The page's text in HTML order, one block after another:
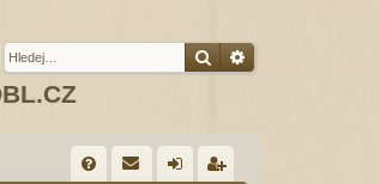
HledatPokročilé hledání